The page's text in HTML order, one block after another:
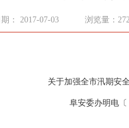
期： 2017-07-03 浏览量：
关于加强全市汛期安
阜安委办明电〔